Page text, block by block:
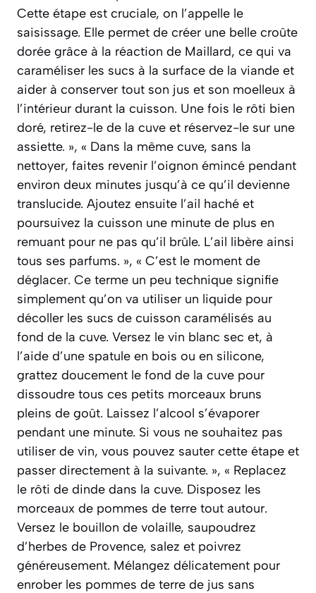
Cette étape est cruciale, on l’appelle le
saisissage. Elle permet de créer une belle croûte
dorée grâce à la réaction de Maillard, ce qui va
caraméliser les sucs à la surface de la viande et
aider à conserver tout son jus et son moelleux à
l’intérieur durant la cuisson. Une fois le rôti bien
doré, retirez-le de la cuve et réservez-le sur une
assiette. », « Dans la même cuve, sans la
nettoyer, faites revenir l’oignon émincé pendant
environ deux minutes jusqu’à ce qu’il devienne
translucide. Ajoutez ensuite l’ail haché et
poursuivez la cuisson une minute de plus en
remuant pour ne pas qu’il brûle. L’ail libère ainsi
tous ses parfums. », « C’est le moment de
déglacer. Ce terme un peu technique signifie
simplement qu’on va utiliser un liquide pour
décoller les sucs de cuisson caramélisés au
fond de la cuve. Versez le vin blanc sec et, à
l’aide d’une spatule en bois ou en silicone,
grattez doucement le fond de la cuve pour
dissoudre tous ces petits morceaux bruns
pleins de goût. Laissez l’alcool s’évaporer
pendant une minute. Si vous ne souhaitez pas
utiliser de vin, vous pouvez sauter cette étape et
passer directement à la suivante. », « Replacez
le rôti de dinde dans la cuve. Disposez les
morceaux de pommes de terre tout autour.
Versez le bouillon de volaille, saupoudrez
d’herbes de Provence, salez et poivrez
généreusement. Mélangez délicatement pour
enrober les pommes de terre de jus sans